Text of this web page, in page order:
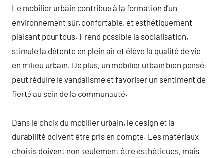
Le mobilier urbain contribue à la formation d’un
environnement sûr, confortable, et esthétiquement
plaisant pour tous. Il rend possible la socialisation,
stimule la détente en plein air et élève la qualité de vie
en milieu urbain. De plus, un mobilier urbain bien pensé
peut réduire le vandalisme et favoriser un sentiment de
fierté au sein de la communauté.
Dans le choix du mobilier urbain, le design et la
durabilité doivent être pris en compte. Les matériaux
choisis doivent non seulement être esthétiques, mais